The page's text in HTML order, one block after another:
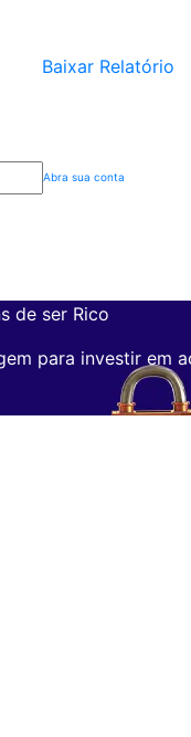
Baixar Relatório
Abra sua conta
de ser Rico
para investir em